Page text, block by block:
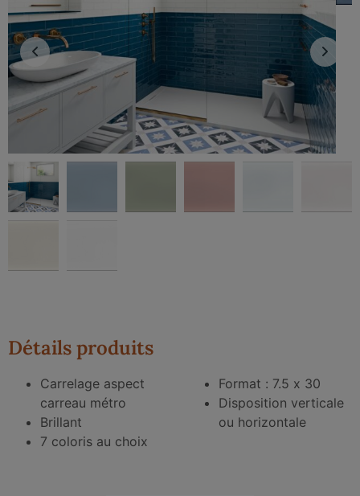
Détails produits
Carrelage aspect
carreau métro
Brillant
7 coloris au choix
Format : 7.5 x 30
Disposition verticale
ou horizontale